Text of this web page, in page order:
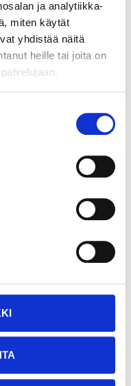
ja analytiikka-
miten käytät
yhdistää näitä
heille tai joita on
95
Controller, 20 A
5077
in 25store
95
Panel Controller,
10 A